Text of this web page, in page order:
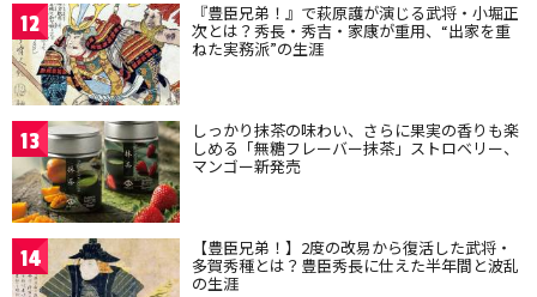
12 『豊臣兄弟！』で萩原護が演じる武将・小堀正
次とは？秀長・秀吉・家康が重用、“出家を重
ねた実務派”の生涯
13 しっかり抹茶の味わい、さらに果実の香りも楽
しめる「無糖フレーバー抹茶」ストロベリー、
マンゴー新発売
14 【豊臣兄弟！】2度の改易から復活した武将・
多賀秀種とは？豊臣秀長に仕えた半年間と波乱
の生涯